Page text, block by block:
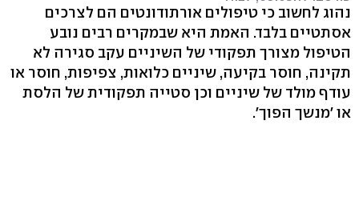
נהוג לחשוב כי טיפולים אורתודונטים הם לצרכים
אסתטיים בלבד. האמת היא שבמקרים רבים נובע
הטיפול מצורך תפקודי של השיניים עקב סגירה לא
תקינה, חוסר בקיעה, שיניים כלואות, צפיפות, חוסר או
עודף מולד של שיניים וכן סטייה תפקודית של הלסת
או 'מנשך הפוך'.